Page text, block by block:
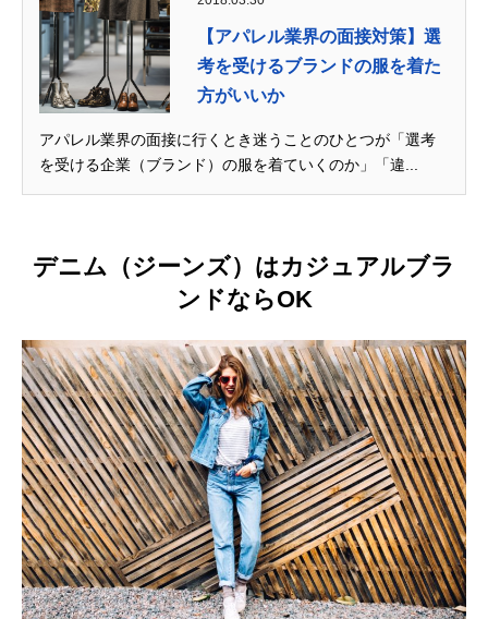
【アパレル業界の面接対策】選
考を受けるブランドの服を着た
方がいいか
アパレル業界の面接に行くとき迷うことのひとつが「選考
を受ける企業（ブランド）の服を着ていくのか」「違...
デニム（ジーンズ）はカジュアルブラ
ンドならOK